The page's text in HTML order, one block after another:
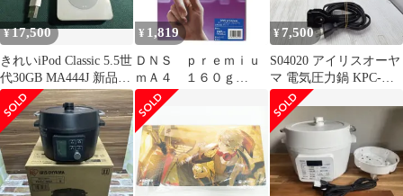
¥17,500
きれいiPod Classic 5.5世
代30GB MA444J 新品バ
ッテリー
¥ 1,819
ＤＮＳ ｐｒｅｍｉｕ
ｍＡ４ １６０ｇ
DNS102【伊東屋】
¥7,500
S04020 アイリスオーヤ
マ 電気圧力鍋 KPC-
MA4-B 調理器具家電
美品